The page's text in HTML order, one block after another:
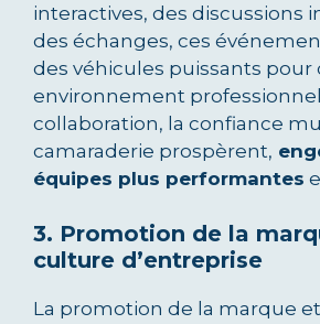
interactives, des discussions
des échanges, ces
des véhicules puissants pour
environnement
collaboration, la confiance
camaraderie prospèrent,
équipes plus performantes
3. Promotion de la
culture d’entreprise
La promotion de la marque